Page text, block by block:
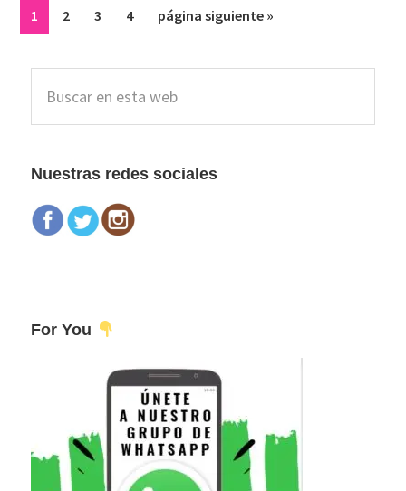
Página
1 Página
2 Página
3 Página
4
Ir
página siguiente »
Barra
lateral
esta
Nuestras redes sociales
For You